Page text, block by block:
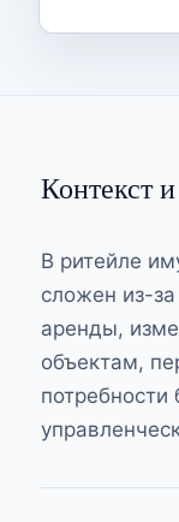
Контекст
В ритейле
сложен из-
аренды,
объектам,
потребности